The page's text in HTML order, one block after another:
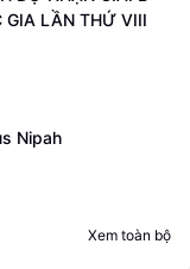
GIA LẦN THỨ VIII
Nipah
Xem toàn bộ